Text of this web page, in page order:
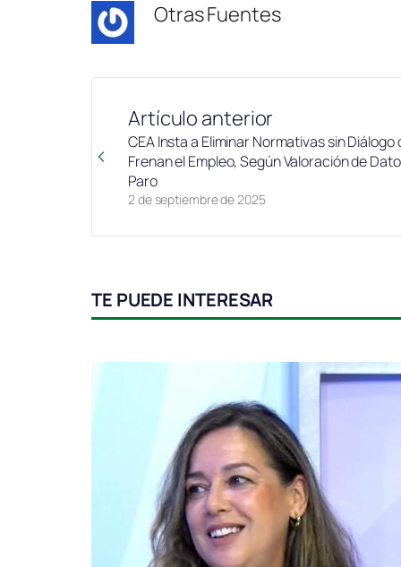
Otras Fuentes
Artículo anterior
2 de septiembre de 2025
CEA Insta a Eliminar Normativas sin Diálogo
Frenan el Empleo, Según Valoración de
Paro
TE PUEDE INTERESAR